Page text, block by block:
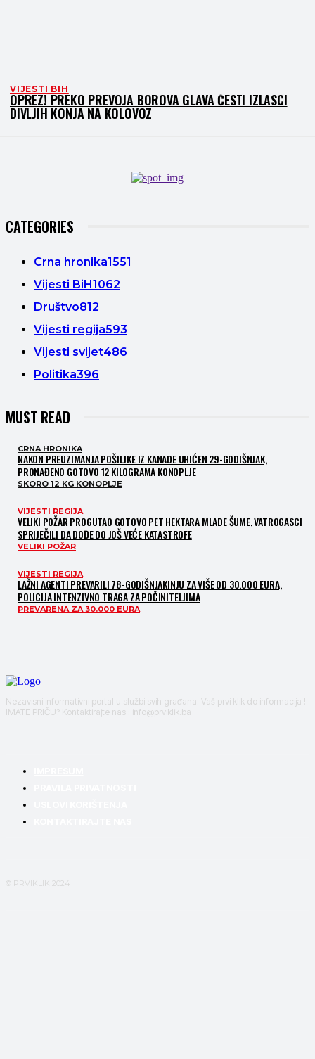
VIJESTI BIH
OPREZ! PREKO PREVOJA BOROVA GLAVA ČESTI IZLASCI
DIVLJIH KONJA NA KOLOVOZ
CATEGORIES
Crna hronika1551
Vijesti BiH1062
Društvo812
Vijesti regija593
Vijesti svijet486
Politika396
MUST READ
CRNA HRONIKA
NAKON PREUZIMANJA POŠILJKE IZ KANADE UHIĆEN 29-GODIŠNJAK,
PRONAĐENO GOTOVO 12 KILOGRAMA KONOPLJE
SKORO 12 KG KONOPLJE
VIJESTI REGIJA
VELIKI POŽAR PROGUTAO GOTOVO PET HEKTARA MLADE ŠUME, VATROGASCI
SPRIJEČILI DA DOĐE DO JOŠ VEĆE KATASTROFE
VELIKI POŽAR
VIJESTI REGIJA
LAŽNI AGENTI PREVARILI 78-GODIŠNJAKINJU ZA VIŠE OD 30.000 EURA,
POLICIJA INTENZIVNO TRAGA ZA POČINITELJIMA
PREVARENA ZA 30.000 EURA
Nezavisni informativni portal u službi svih građana. Vaš prvi klik do informacija !
IMATE PRIČU? Kontaktirajte nas : info@prviklik.ba
© PRVIKLIK 2024